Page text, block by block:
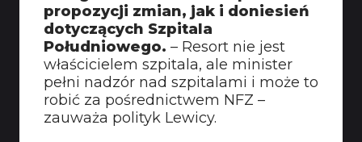
propozycji zmian, jak i doniesień
dotyczących Szpitala
Południowego. – Resort nie jest
właścicielem szpitala, ale minister
pełni nadzór nad szpitalami i może to
robić za pośrednictwem NFZ –
zauważa polityk Lewicy.